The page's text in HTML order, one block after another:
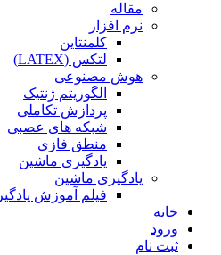
مقاله
نرم افزار
کلمنتاین
لتکس (LATEX)
هوش مصنوعی
الگوریتم ژنتیک
پردازش تکاملی
شبکه های عصبی
منطق فازی
یادگیری ماشین
یادگیری ماشین
فیلم آموزش
خانه
ورود
ثبت نام